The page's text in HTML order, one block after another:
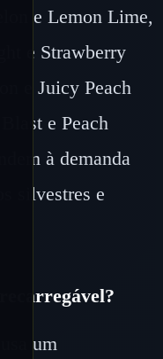
e Lemon Lime,
e Strawberry
e Juicy Peach
e Peach
à demanda
silvestres e
um